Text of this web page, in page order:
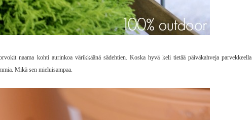
naama kohti aurinkoa värikkäänä sädehtien. Koska hyvä keli tietää päiväkahveja parvekkeella
Mikä sen mieluisampaa.